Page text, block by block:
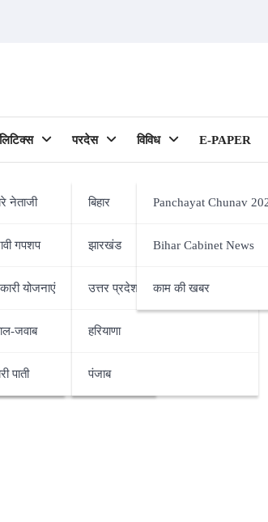
नेताजी
गपशप
योजनाएं
जवाब
पाती
परदेस
बिहार
झारखंड
उत्तर प्रदेश
हरियाणा
पंजाब
विविध
Panchayat Chunav
Bihar Cabinet News
काम की खबर
E-PAPER